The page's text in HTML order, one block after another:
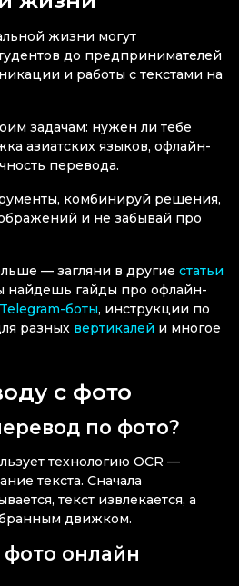
жизни могут
до предпринимателей
и работы с текстами на
задачам: нужен ли тебе
азиатских языков, офлайн-
перевода.
комбинируй решения,
и не забывай про
— загляни в другие статьи
найдешь гайды про офлайн-
Telegram-боты, инструкции по
разных вертикалей и многое
с фото
по фото?
технологию OCR —
текста. Сначала
текст извлекается, а
движком.
фото онлайн